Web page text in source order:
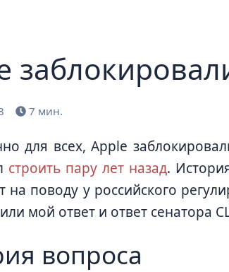
7 мин.
для всех, Apple
строить пару лет назад.
на поводу у российского
мой ответ и ответ сенатора
вопроса